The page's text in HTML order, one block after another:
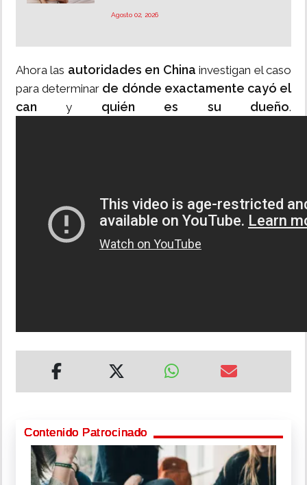
Agosto 02, 2026
Ahora las autoridades en Chinainvestigan el caso
para determinar de dónde exactamente cayó el
can y quién es su dueño.
Contenido Patrocinado